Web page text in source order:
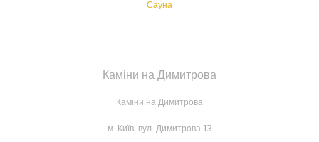
Сауна
Каміни на Димитрова
Каміни на Димитрова
м. Київ, вул. Димитрова 13